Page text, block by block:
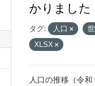
かりました
タグ: 人口
XLSX
人口の推移（令和